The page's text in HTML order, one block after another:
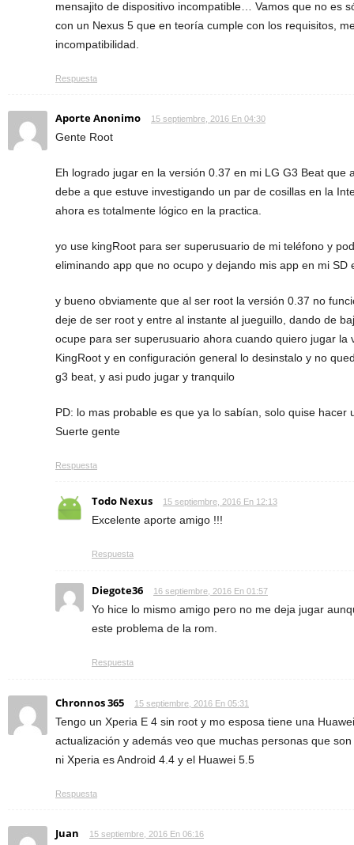
mensajito de dispositivo incompatible… Vamos que no es
con un Nexus 5 que en teoría cumple con los requisitos,
incompatibilidad.
Respuesta
Aporte Anonimo 15 septiembre, 2016 En 04:30
Gente Root
Eh logrado jugar en la versión 0.37 en mi LG G3 Beat que
debe a que estuve investigando un par de cosillas en la
ahora es totalmente lógico en la practica.
yo use kingRoot para ser superusuario de mi teléfono y
eliminando app que no ocupo y dejando mis app en mi SD
y bueno obviamente que al ser root la versión 0.37 no
deje de ser root y entre al instante al jueguillo, dando de
ocupe para ser superusuario ahora cuando quiero jugar la
KingRoot y en configuración general lo desinstalo y no
g3 beat, y asi pudo jugar y tranquilo
PD: lo mas probable es que ya lo sabían, solo quise hacer
Suerte gente
Respuesta
Todo Nexus 15 septiembre, 2016 En 12:13
Excelente aporte amigo !!!
Respuesta
Diegote36 16 septiembre, 2016 En 01:57
Yo hice lo mismo amigo pero no me deja jugar
este problema de la rom.
Respuesta
Chronnos 365 15 septiembre, 2016 En 05:31
Tengo un Xperia E 4 sin root y mo esposa tiene una
actualización y además veo que muchas personas que
ni Xperia es Android 4.4 y el Huawei 5.5
Respuesta
Juan 15 septiembre, 2016 En 06:16